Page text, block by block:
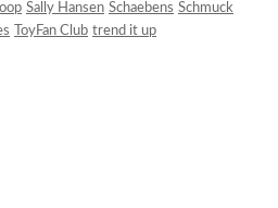
Sally Hansen Schaebens Schmuck
ToyFan Club trend it up